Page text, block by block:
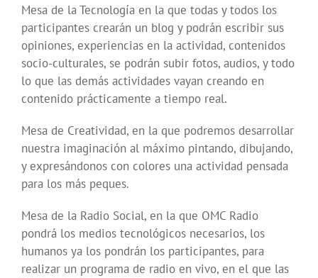
Mesa de la Tecnología en la que todas y todos los
participantes crearán un blog y podrán escribir sus
opiniones, experiencias en la actividad, contenidos
socio-culturales, se podrán subir fotos, audios, y todo
lo que las demás actividades vayan creando en
contenido prácticamente a tiempo real.
Mesa de Creatividad, en la que podremos desarrollar
nuestra imaginación al máximo pintando, dibujando,
y expresándonos con colores una actividad pensada
para los más peques.
Mesa de la Radio Social, en la que OMC Radio
pondrá los medios tecnológicos necesarios, los
humanos ya los pondrán los participantes, para
realizar un programa de radio en vivo, en el que las